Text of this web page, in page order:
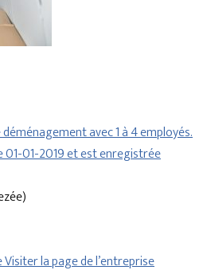
avec 1 à 4 employés.
01-01-2019 et est enregistrée
Visiter la page de l’entreprise